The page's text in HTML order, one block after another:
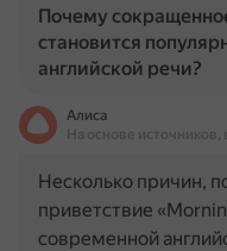
Почему
становится
английской речи?
Алиса
На основе
Несколько причин,
приветствие
современной